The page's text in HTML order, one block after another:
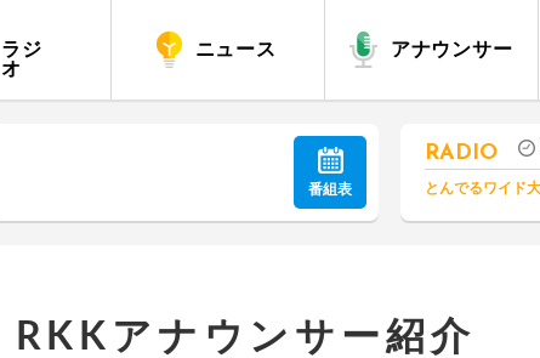
ラジ
オ
ニュース アナウンサー
番組表
RADIO
RKKアナウンサー紹介